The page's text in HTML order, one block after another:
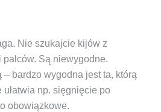
Nie szukajcie kijów z
Są niewygodne.
bardzo wygodna jest ta, którą
np. sięgnięcie po
obowiązkowe.